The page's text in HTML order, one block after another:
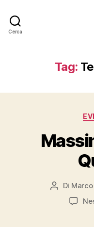
Cerca
Tag:
Autore
articolo
Di Marco